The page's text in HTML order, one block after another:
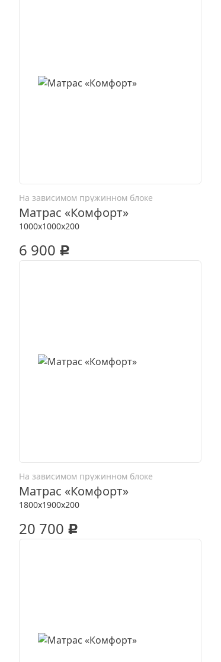
На зависимом пружинном блоке
Матрас «Комфорт»
1000x1000x200
6 900 c
На зависимом пружинном блоке
Матрас «Комфорт»
1800x1900x200
20 700 c